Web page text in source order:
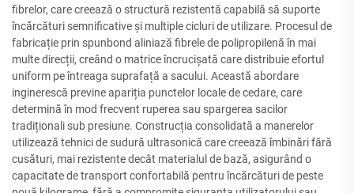
fibrelor, care creează o structură rezistentă capabilă să suporte
încărcături semnificative și multiple cicluri de utilizare. Procesul de
fabricație prin spunbond aliniază fibrele de polipropilenă în mai
multe direcții, creând o matrice încrucișată care distribuie efortul
uniform pe întreaga suprafață a sacului. Această abordare
inginerescă previne apariția punctelor locale de cedare, care
determină în mod frecvent ruperea sau spargerea sacilor
tradiționali sub presiune. Construcția consolidată a manerelor
utilizează tehnici de sudură ultrasonică care creează îmbinări fără
cusături, mai rezistente decât materialul de bază, asigurând o
capacitate de transport confortabilă pentru încărcături de peste